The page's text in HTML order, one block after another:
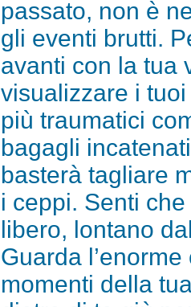
passato, non è
gli eventi brutti.
avanti con la tua
visualizzare i
più traumatici
bagagli
basterà tagliare
i ceppi. Senti
libero, lontano
Guarda
momenti della